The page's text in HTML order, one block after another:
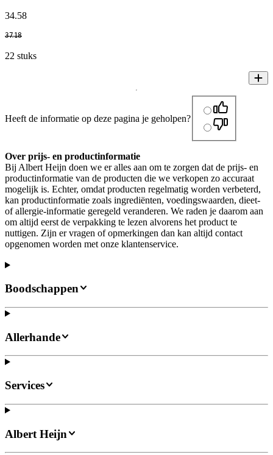
34.58
37.18
22 stuks
Heeft de informatie op deze pagina je geholpen?
Over prijs- en productinformatie
Bij Albert Heijn doen we er alles aan om te zorgen dat de prijs- en
productinformatie van de producten die we verkopen zo accuraat
mogelijk is. Echter, omdat producten regelmatig worden verbeterd,
kan productinformatie zoals ingrediënten, voedingswaarden, dieet-
of allergie-informatie geregeld veranderen. We raden je daarom aan
om altijd eerst de verpakking te lezen alvorens het product te
nuttigen. Zijn er vragen of opmerkingen dan kan altijd contact
opgenomen worden met onze klantenservice.
Boodschappen
Allerhande
Services
Albert Heijn